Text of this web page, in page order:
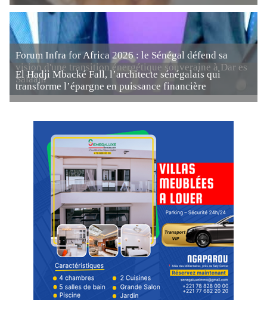
Forum Infra for Africa 2026 : le Sénégal défend sa
vision d'une transition énergétique souveraine à Dar es
Salaam
El Hadji Mbacké Fall, l’architecte sénégalais qui
transforme l’épargne en puissance financière